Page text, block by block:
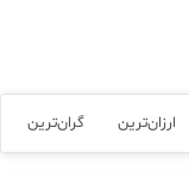
ارزان‌ترین گران‌ترین